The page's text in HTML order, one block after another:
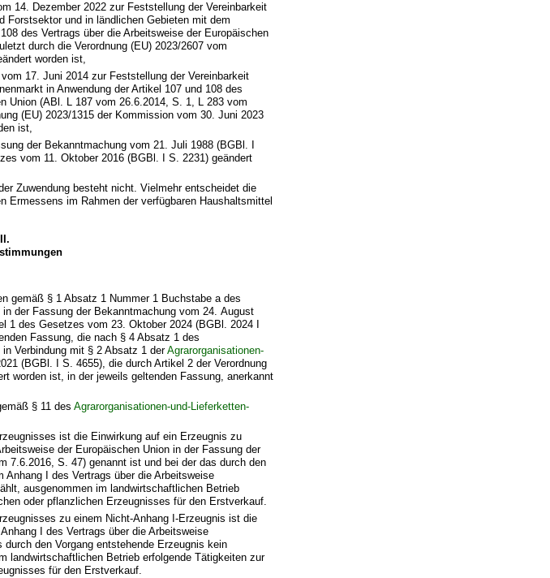
14. Dezember 2022 zur Feststellung der Vereinbarkeit
Forstsektor und in ländlichen Gebieten mit dem
des Vertrags über die Arbeitsweise der Europäischen
durch die Verordnung (EU) 2023/2607 vom
worden ist,
17. Juni 2014 zur Feststellung der Vereinbarkeit
in Anwendung der Artikel 107 und 108 des
Union (ABl. L 187 vom 26.6.2014, S. 1, L 283 vom
(EU) 2023/1315 der Kommission vom 30. Juni 2023
ist,
der Bekanntmachung vom 21. Juli 1988 (BGBl. I
vom 11. Oktober 2016 (BGBl. I S. 2231) geändert
Zuwendung besteht nicht. Vielmehr entscheidet die
Ermessens im Rahmen der verfügbaren Haushaltsmittel
II.
gemäß § 1 Absatz 1 Nummer 1 Buchstabe a des
der Fassung der Bekanntmachung vom 24. August
des Gesetzes vom 23. Oktober 2024 (BGBl. 2024 I
Fassung, die nach § 4 Absatz 1 des
in Verbindung mit § 2 Absatz 1 derAgrarorganisationen-
(BGBl. I S. 4655), die durch Artikel 2 der Verordnung
worden ist, in der jeweils geltenden Fassung, anerkannt
§ 11 desAgrarorganisationen-und-Lieferketten-
ist die Einwirkung auf ein Erzeugnis zu
der Europäischen Union in der Fassung der
7.6.2016, S. 47) genannt ist und bei der das durch den
I des Vertrags über die Arbeitsweise
ausgenommen im landwirtschaftlichen Betrieb
oder pflanzlichen Erzeugnisses für den Erstverkauf.
zu einem Nicht-Anhang I-Erzeugnis ist die
I des Vertrags über die Arbeitsweise
den Vorgang entstehende Erzeugnis kein
landwirtschaftlichen Betrieb erfolgende Tätigkeiten zur
für den Erstverkauf.